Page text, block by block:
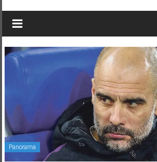
Wochenblatt
die
der
Kanarischen
Panorama